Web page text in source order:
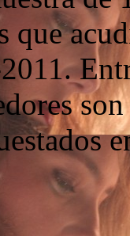
que